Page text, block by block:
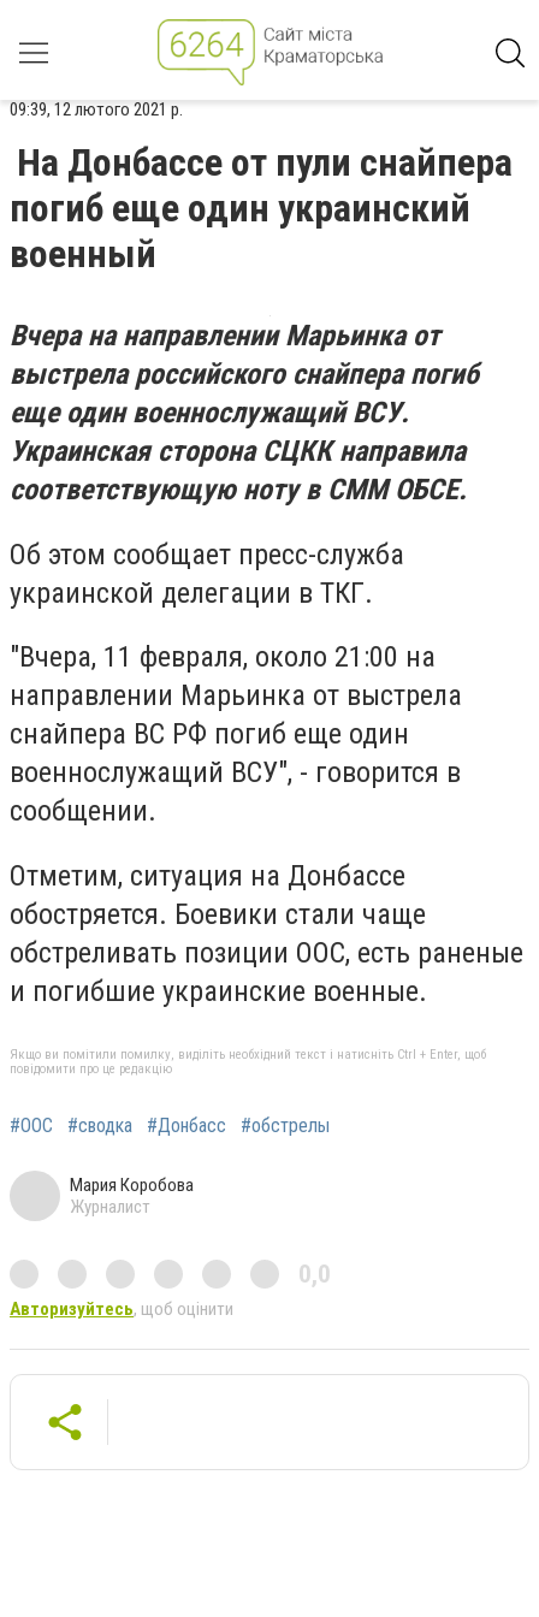
09:39, 12 лютого 2021 р.
На Донбассе от пули снайпера
погиб еще один украинский
военный
Вчера на направлении Марьинка от
выстрела российского снайпера погиб
еще один военнослужащий ВСУ.
Украинская сторона СЦКК направила
соответствующую ноту в СММ ОБСЕ.
Об этом сообщает пресс-служба
украинской делегации в ТКГ.
"Вчера, 11 февраля, около 21:00 на
направлении Марьинка от выстрела
снайпера ВС РФ погиб еще один
военнослужащий ВСУ", - говорится в
сообщении.
Отметим, ситуация на Донбассе
обостряется. Боевики стали чаще
обстреливать позиции ООС, есть раненые
и погибшие украинские военные.
Якщо ви помітили помилку, виділіть необхідний текст і натисніть Ctrl + Enter, щоб
повідомити про це редакцію
#ООС #сводка #Донбасс #обстрелы
Мария Коробова
Журналист
0,0
Авторизуйтесь, щоб оцінити